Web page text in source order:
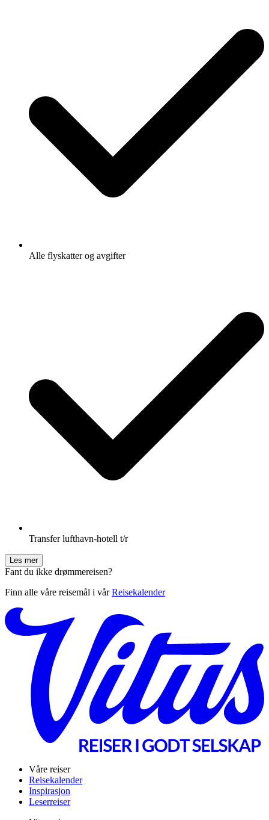
Alle flyskatter og avgifter
Transfer lufthavn-hotell t/r
Les mer
Fant du ikke drømmereisen?
Finn alle våre reisemål i vårReisekalender
Våre reiser
Reisekalender
Inspirasjon
Leserreiser